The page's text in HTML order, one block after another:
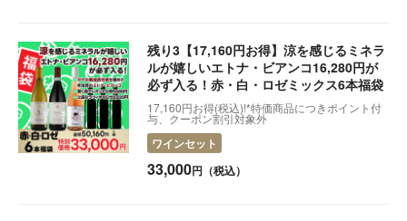
2025.04.24
飲まなきゃ損！あの白ワイン入荷です|カステル・ユヴ
ァル【Castel Juval】
2025.04.16 【発売中】オリーブオイル人気の3本はコレ！
2025.04.15 出荷スケジュールについて
【初回20％オフクーポン配布中】全36種のイタリアチ
ーズが自宅に届く定期便
残り3【17,160円お得】涼を感じるミネラ
ルが嬉しいエトナ・ビアンコ16,280円が
必ず入る！赤・白・ロゼミックス6本福袋
17,160円お得(税込)!*特価商品につきポイント付
与、クーポン割引対象外
ワインセット
33,000円（税込）